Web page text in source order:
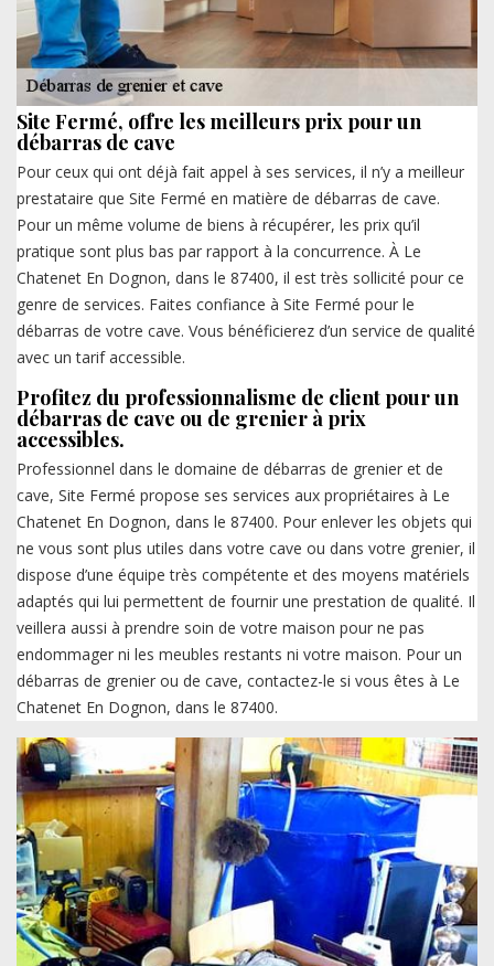
Site Fermé, offre les meilleurs prix pour un
débarras de cave
Pour ceux qui ont déjà fait appel à ses services, il n’y a meilleur
prestataire que Site Fermé en matière de débarras de cave.
Pour un même volume de biens à récupérer, les prix qu’il
pratique sont plus bas par rapport à la concurrence. À Le
Chatenet En Dognon, dans le 87400, il est très sollicité pour ce
genre de services. Faites confiance à Site Fermé pour le
débarras de votre cave. Vous bénéficierez d’un service de qualité
avec un tarif accessible.
Profitez du professionnalisme de client pour un
débarras de cave ou de grenier à prix
accessibles.
Professionnel dans le domaine de débarras de grenier et de
cave, Site Fermé propose ses services aux propriétaires à Le
Chatenet En Dognon, dans le 87400. Pour enlever les objets qui
ne vous sont plus utiles dans votre cave ou dans votre grenier, il
dispose d’une équipe très compétente et des moyens matériels
adaptés qui lui permettent de fournir une prestation de qualité. Il
veillera aussi à prendre soin de votre maison pour ne pas
endommager ni les meubles restants ni votre maison. Pour un
débarras de grenier ou de cave, contactez-le si vous êtes à Le
Chatenet En Dognon, dans le 87400.